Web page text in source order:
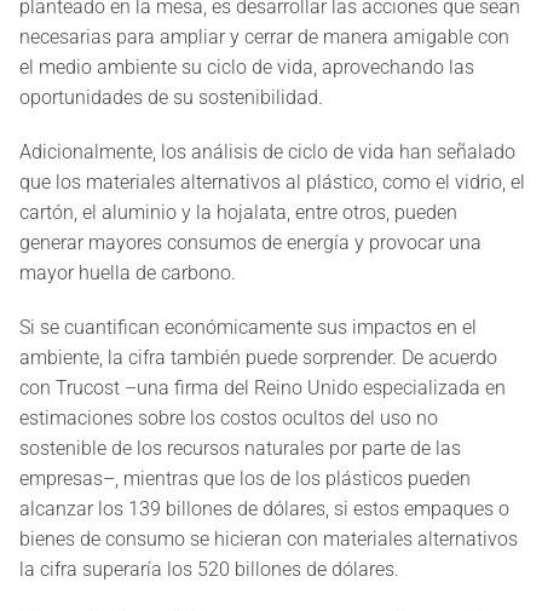
planteado en la mesa, es desarrollar las acciones que sean
necesarias para ampliar y cerrar de manera amigable con
el medio ambiente su ciclo de vida, aprovechando las
oportunidades de su sostenibilidad.
Adicionalmente, los análisis de ciclo de vida han señalado
que los materiales alternativos al plástico, como el vidrio, el
cartón, el aluminio y la hojalata, entre otros, pueden
generar mayores consumos de energía y provocar una
mayor huella de carbono.
Si se cuantifican económicamente sus impactos en el
ambiente, la cifra también puede sorprender. De acuerdo
con Trucost –una firma del Reino Unido especializada en
estimaciones sobre los costos ocultos del uso no
sostenible de los recursos naturales por parte de las
empresas–, mientras que los de los plásticos pueden
alcanzar los 139 billones de dólares, si estos empaques o
bienes de consumo se hicieran con materiales alternativos
la cifra superaría los 520 billones de dólares.